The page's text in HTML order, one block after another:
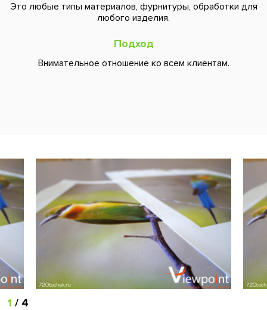
Это любые типы материалов, фурнитуры, обработки для
любого изделия.
Подход
Внимательное отношение ко всем клиентам.
1 / 4